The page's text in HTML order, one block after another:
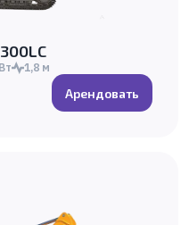
1,8 м
Арендовать